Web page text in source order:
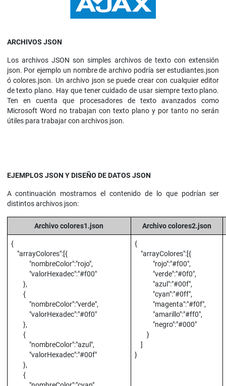
ARCHIVOS JSON
Los archivos JSON son simples archivos de texto con extensión
json. Por ejemplo un nombre de archivo podría ser estudiantes.json
ó colores.json. Un archivo json se puede crear con cualquier editor
de texto plano. Hay que tener cuidado de usar siempre texto plano.
Ten en cuenta que procesadores de texto avanzados como
Microsoft Word no trabajan con texto plano y por tanto no serán
útiles para trabajar con archivos json.
EJEMPLOS JSON Y DISEÑO DE DATOS JSON
A continuación mostramos el contenido de lo que podrían ser
distintos archivos json:
Archivo colores1.json Archivo colores2.json
{
"arrayColores":[{
"nombreColor":"rojo",
"valorHexadec":"#f00"
},
{
"nombreColor":"verde",
"valorHexadec":"#0f0"
},
{
"nombreColor":"azul",
"valorHexadec":"#00f"
},
{
{
"arrayColores":[{
"rojo":"#f00",
"verde":"#0f0",
"azul":"#00f",
"cyan":"#0ff",
"magenta":"#f0f",
"amarillo":"#ff0",
"negro":"#000"
}
]
}